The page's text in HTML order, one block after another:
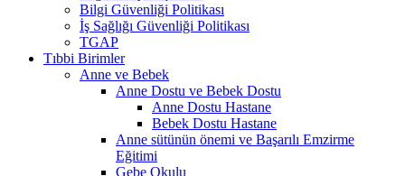
Bilgi Güvenliği Politikası
İş Sağlığı Güvenliği Politikası
TGAP
Tıbbi Birimler
Anne ve Bebek
Anne Dostu ve Bebek Dostu
Anne Dostu Hastane
Bebek Dostu Hastane
Anne sütünün önemi ve Başarılı Emzirme
Eğitimi
Gebe Okulu